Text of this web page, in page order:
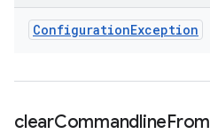
ConfigurationException
clearCommandlineFrom